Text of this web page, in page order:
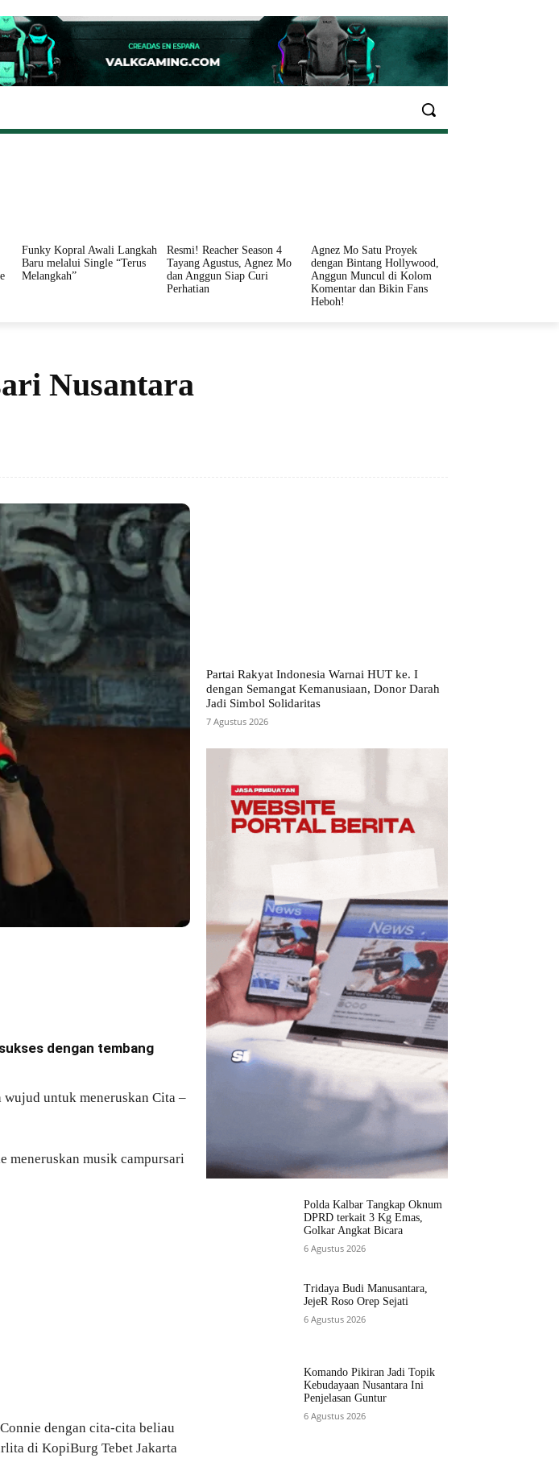
INFO SEHAT
Funky Kopral Awali Langkah
Baru melalui Single “Terus
Melangkah”
Resmi! Reacher Season 4
Tayang Agustus, Agnez Mo
dan Anggun Siap Curi
Perhatian
Agnez Mo Satu Proyek
dengan Bintang Hollywood,
Anggun Muncul di Kolom
Komentar dan Bikin Fans
Heboh!
Nusantara
dengan tembang
untuk meneruskan Cita –
meneruskan musik campursari
dengan cita-cita beliau
di KopiBurg Tebet Jakarta
Partai Rakyat Indonesia Warnai HUT ke. I
dengan Semangat Kemanusiaan, Donor Darah
Jadi Simbol Solidaritas
7 Agustus 2026
Polda Kalbar Tangkap Oknum
DPRD terkait 3 Kg Emas,
Golkar Angkat Bicara
6 Agustus 2026
Tridaya Budi Manusantara,
JejeR Roso Orep Sejati
6 Agustus 2026
Komando Pikiran Jadi Topik
Kebudayaan Nusantara Ini
Penjelasan Guntur
6 Agustus 2026